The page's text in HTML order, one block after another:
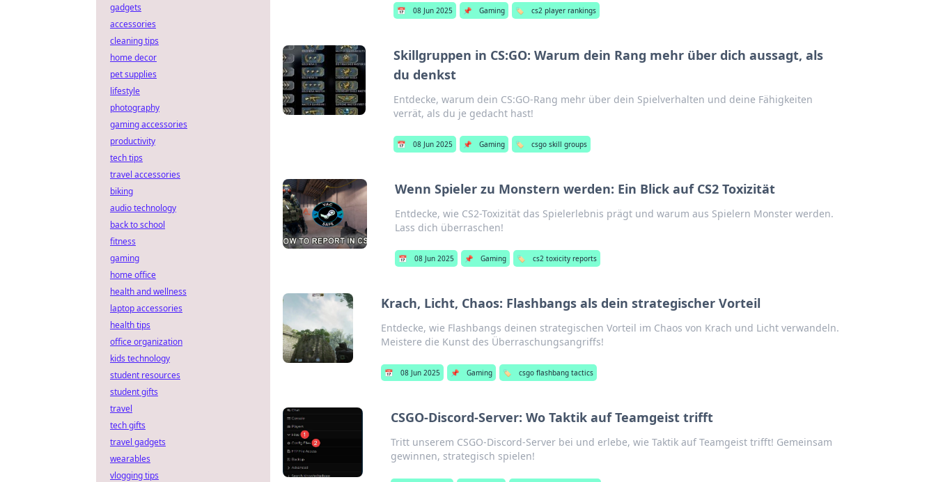
📅 08 Jun 2025 📌 Gaming 🏷️ cs2 player rankings
Skillgruppen in CS:GO: Warum dein Rang mehr über dich aussagt, als
du denkst
Entdecke, warum dein CS:GO-Rang mehr über dein Spielverhalten und deine Fähigkeiten
verrät, als du je gedacht hast!
📅 08 Jun 2025 📌 Gaming 🏷️ csgo skill groups
Wenn Spieler zu Monstern werden: Ein Blick auf CS2 Toxizität
Entdecke, wie CS2-Toxizität das Spielerlebnis prägt und warum aus Spielern Monster werden.
Lass dich überraschen!
📅 08 Jun 2025 📌 Gaming 🏷️ cs2 toxicity reports
Krach, Licht, Chaos: Flashbangs als dein strategischer Vorteil
Entdecke, wie Flashbangs deinen strategischen Vorteil im Chaos von Krach und Licht verwandeln.
Meistere die Kunst des Überraschungsangriffs!
📅 08 Jun 2025 📌 Gaming 🏷️ csgo flashbang tactics
CSGO-Discord-Server: Wo Taktik auf Teamgeist trifft
Tritt unserem CSGO-Discord-Server bei und erlebe, wie Taktik auf Teamgeist trifft! Gemeinsam
gewinnen, strategisch spielen!
gadgets
accessories
cleaning tips
home decor
pet supplies
lifestyle
photography
gaming accessories
productivity
tech tips
travel accessories
biking
audio technology
back to school
fitness
gaming
home office
health and wellness
laptop accessories
health tips
office organization
kids technology
student resources
student gifts
travel
tech gifts
travel gadgets
wearables
vlogging tips